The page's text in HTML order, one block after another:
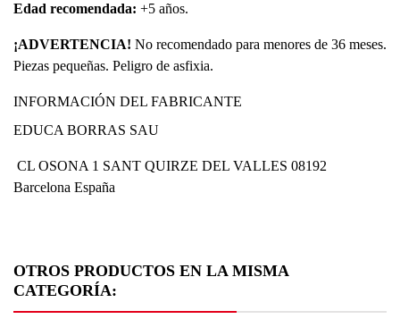
Edad recomendada: +5 años.
¡ADVERTENCIA! No recomendado para menores de 36 meses.
Piezas pequeñas. Peligro de asfixia.
INFORMACIÓN DEL FABRICANTE
EDUCA BORRAS SAU
CL OSONA 1 SANT QUIRZE DEL VALLES 08192
Barcelona España
OTROS PRODUCTOS EN LA MISMA
CATEGORÍA: